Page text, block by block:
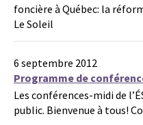
foncière à Québec: la
Le Soleil
6 septembre 2012
Programme de
Les conférences-midi de
public. Bienvenue à tous!